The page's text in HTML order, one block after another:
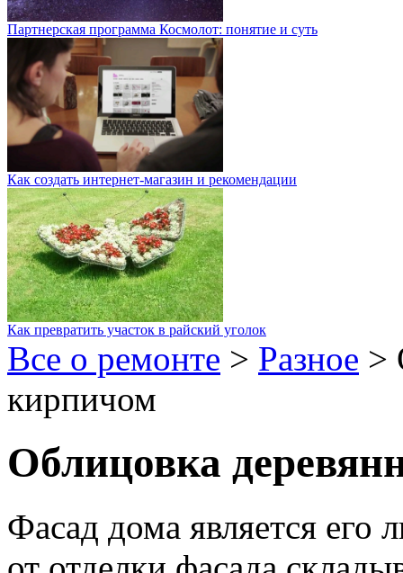
Партнерская программа Космолот: понятие и суть
Как создать интернет-магазин и рекомендации
Как превратить участок в райский уголок
Все о ремонте > Разное >
кирпичом
Облицовка
Фасад дома является его